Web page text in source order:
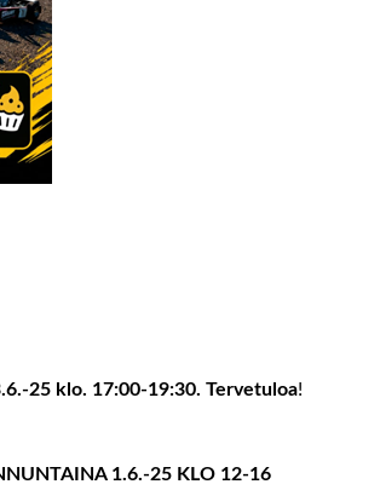
25 klo. 17:00-19:30. Tervetuloa!
1.6.-25 KLO 12-16